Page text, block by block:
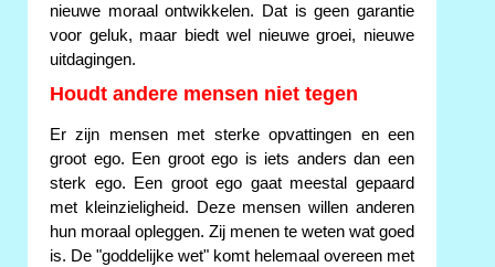
nieuwe moraal ontwikkelen. Dat is geen garantie
voor geluk, maar biedt wel nieuwe groei, nieuwe
uitdagingen.
Houdt andere mensen niet tegen
Er zijn mensen met sterke opvattingen en een
groot ego. Een groot ego is iets anders dan een
sterk ego. Een groot ego gaat meestal gepaard
met kleinzieligheid. Deze mensen willen anderen
hun moraal opleggen. Zij menen te weten wat goed
is. De "goddelijke wet" komt helemaal overeen met